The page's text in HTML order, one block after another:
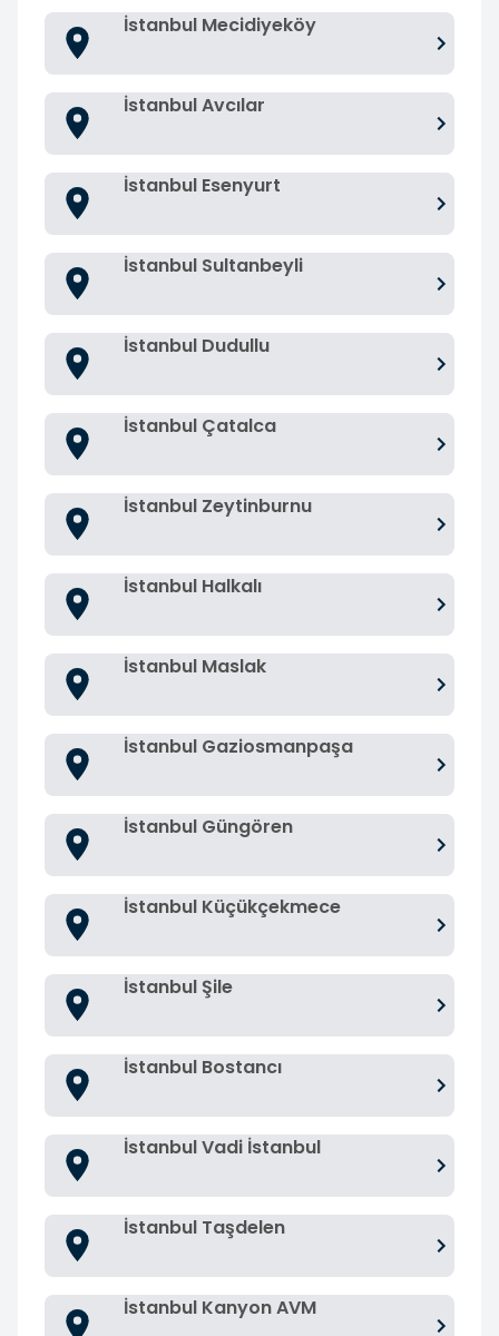
İstanbul Mecidiyeköy
İstanbul Avcılar
İstanbul Esenyurt
İstanbul Sultanbeyli
İstanbul Dudullu
İstanbul Çatalca
İstanbul Zeytinburnu
İstanbul Halkalı
İstanbul Maslak
İstanbul Gaziosmanpaşa
İstanbul Güngören
İstanbul Küçükçekmece
İstanbul Şile
İstanbul Bostancı
İstanbul Vadi İstanbul
İstanbul Taşdelen
İstanbul Kanyon AVM